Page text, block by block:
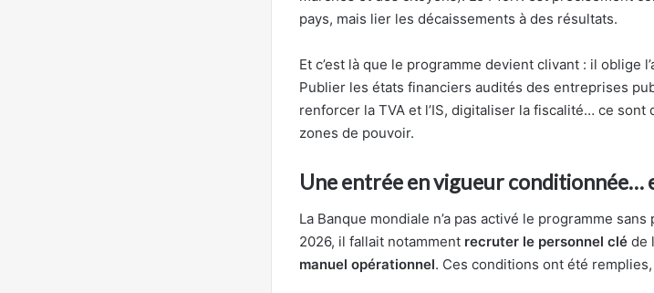
pays, mais lier les décaissements à des résultats.
Et c’est là que le programme devient clivant : il oblige
Publier les états financiers audités des entreprises
renforcer la TVA et l’IS, digitaliser la fiscalité… ce
zones de pouvoir.
Une entrée en vigueur conditionnée…
La Banque mondiale n’a pas activé le programme
2026, il fallait notamment recruter le personnel clé de
manuel opérationnel. Ces conditions ont été